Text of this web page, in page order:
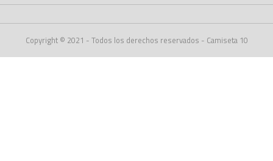
Copyright © 2021 - Todos los derechos reservados - Camiseta 10